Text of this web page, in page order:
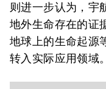
则进一步认为，宇
地外生命存在的证
地球上的生命起源
转入实际应用领域。